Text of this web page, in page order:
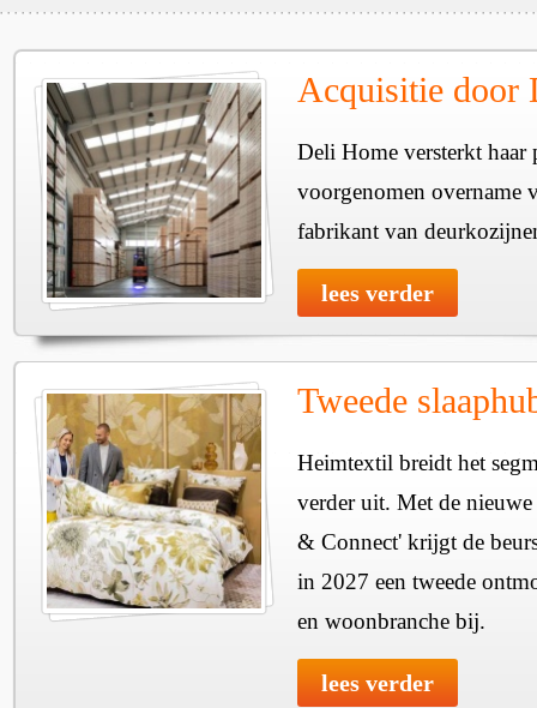
Acquisitie door
Deli Home versterkt haar
voorgenomen overname
fabrikant van
lees verder
Tweede
Heimtextil breidt het
verder uit. Met de
& Connect' krijgt de
in 2027 een tweede
en woonbranche bij.
lees verder